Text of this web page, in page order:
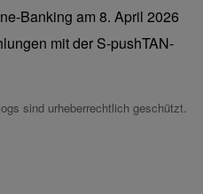
Banking am 8. April 2026
mit der S-pushTAN-
sind urheberrechtlich geschützt.